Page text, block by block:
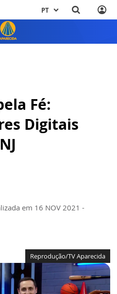
PT
Fé:
Digitais
em 16 NOV 2021 -
Reprodução/TV Aparecida